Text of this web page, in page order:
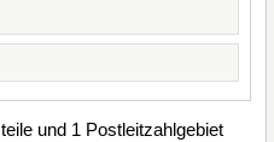
und 1 Postleitzahlgebiet